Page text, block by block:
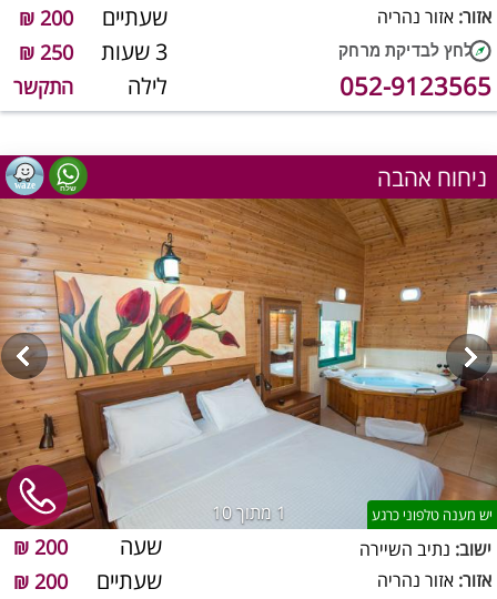
שעתיים 200 ₪
3 שעות 250 ₪
לילה התקשר
אזור: אזור נהריה
052-9123565
ניחוח אהבה
1 מתוך 10 יש מענה טלפוני כרגע
שעה 200 ₪
שעתיים 200 ₪
ישוב: נתיב השיירה
אזור: אזור נהריה